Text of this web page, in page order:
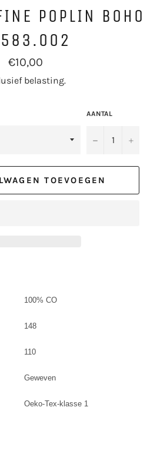
POPLIN BOHO
Normale
prijs
€10,00
belasting.
AANTAL
− +
TOEVOEGEN
100% CO
148
110
Geweven
Oeko-Tex-klasse 1